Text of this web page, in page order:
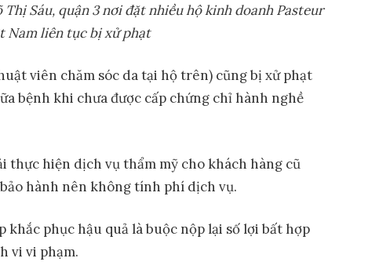
ThịSáu, quận 3 nơi đặt nhiều hộkinh doanh Pasteur
t Nam liên tục bịxửphạt
viên chăm sóc da tại hộ trên) cũng bị xử phạt
bệnh khi chưa được cấp chứng chỉ hành nghề
thực hiện dịch vụ thẩm mỹ cho khách hàng cũ
hành nên không tính phí dịch vụ.
khắc phục hậu quả là buộc nộp lại số lợi bất hợp
vi vi phạm.